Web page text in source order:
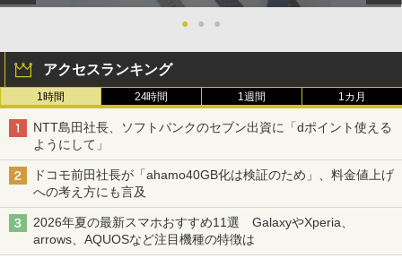
● ● ●
アクセスランキング
1時間 24時間 1週間 1カ月
NTT島田社長、ソフトバンクのセブン出資に「dポイント使える
ようにして」
ドコモ前田社長が「ahamo40GB化は検証のため」、料金値上げ
への考え方にも言及
2026年夏の最新スマホおすすめ11選 GalaxyやXperia、
arrows、AQUOSなど注目機種の特徴は